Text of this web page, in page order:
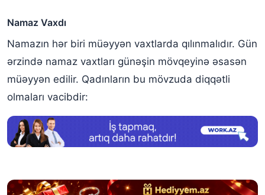
Namaz Vaxdı
Namazın hər biri müəyyən vaxtlarda qılınmalıdır. Gün
ərzində namaz vaxtları günəşin mövqeyinə əsasən
müəyyən edilir. Qadınların bu mövzuda diqqətli
olmaları vacibdir: